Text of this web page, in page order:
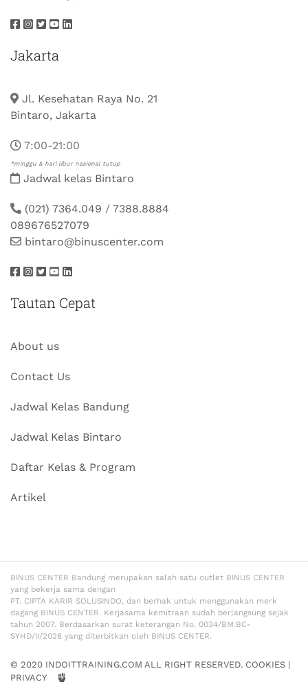
Jakarta
Jl. Kesehatan Raya No. 21
Bintaro, Jakarta
7:00-21:00
*minggu & hari libur nasional tutup
Jadwal kelas Bintaro
(021) 7364.049 / 7388.8884
089676527079
bintaro@binuscenter.com
Tautan Cepat
About us
Contact Us
Jadwal Kelas Bandung
Jadwal Kelas Bintaro
Daftar Kelas & Program
Artikel
BINUS CENTER Bandung merupakan salah satu outlet BINUS CENTER
yang bekerja sama dengan
PT. CIPTA KARIR SOLUSINDO, dan berhak untuk menggunakan merk
dagang BINUS CENTER. Kerjasama kemitraan sudah berlangsung sejak
tahun 2007. Berdasarkan surat keterangan No. 0034/BM.BC-
SYHD/II/2026 yang diterbitkan oleh BINUS CENTER.
© 2020 INDOITTRAINING.COM ALL RIGHT RESERVED. COOKIES |
PRIVACY